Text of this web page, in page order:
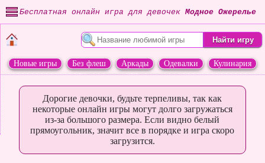
Бесплатная онлайн игра для девочек Модное Ожерелье
Новые игры Без флеш Аркады Одевалки
Кулинария
Дорогие девочки, будьте терпеливы, так как
некоторые онлайн игры могут долго загружаться
из-за большого размера. Если видно белый
прямоугольник, значит все в порядке и игра скоро
загрузится.